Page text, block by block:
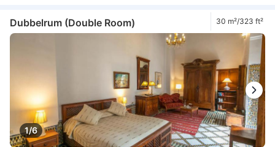
Dubbelrum (Double Room) 30 m²/323 ft²
1/6